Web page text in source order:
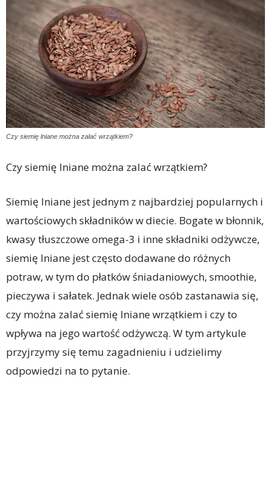
Czy siemię lniane można zalać wrzątkiem?
Czy siemię lniane można zalać wrzątkiem?
Siemię lniane jest jednym z najbardziej popularnych i
wartościowych składników w diecie. Bogate w błonnik,
kwasy tłuszczowe omega-3 i inne składniki odżywcze,
siemię lniane jest często dodawane do różnych
potraw, w tym do płatków śniadaniowych, smoothie,
pieczywa i sałatek. Jednak wiele osób zastanawia się,
czy można zalać siemię lniane wrzątkiem i czy to
wpływa na jego wartość odżywczą. W tym artykule
przyjrzymy się temu zagadnieniu i udzielimy
odpowiedzi na to pytanie.